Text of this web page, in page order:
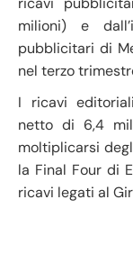
milioni) e
pubblicitari di
nel terzo
I ricavi
netto di 6,4
moltiplicarsi
la Final Four di
ricavi legati al